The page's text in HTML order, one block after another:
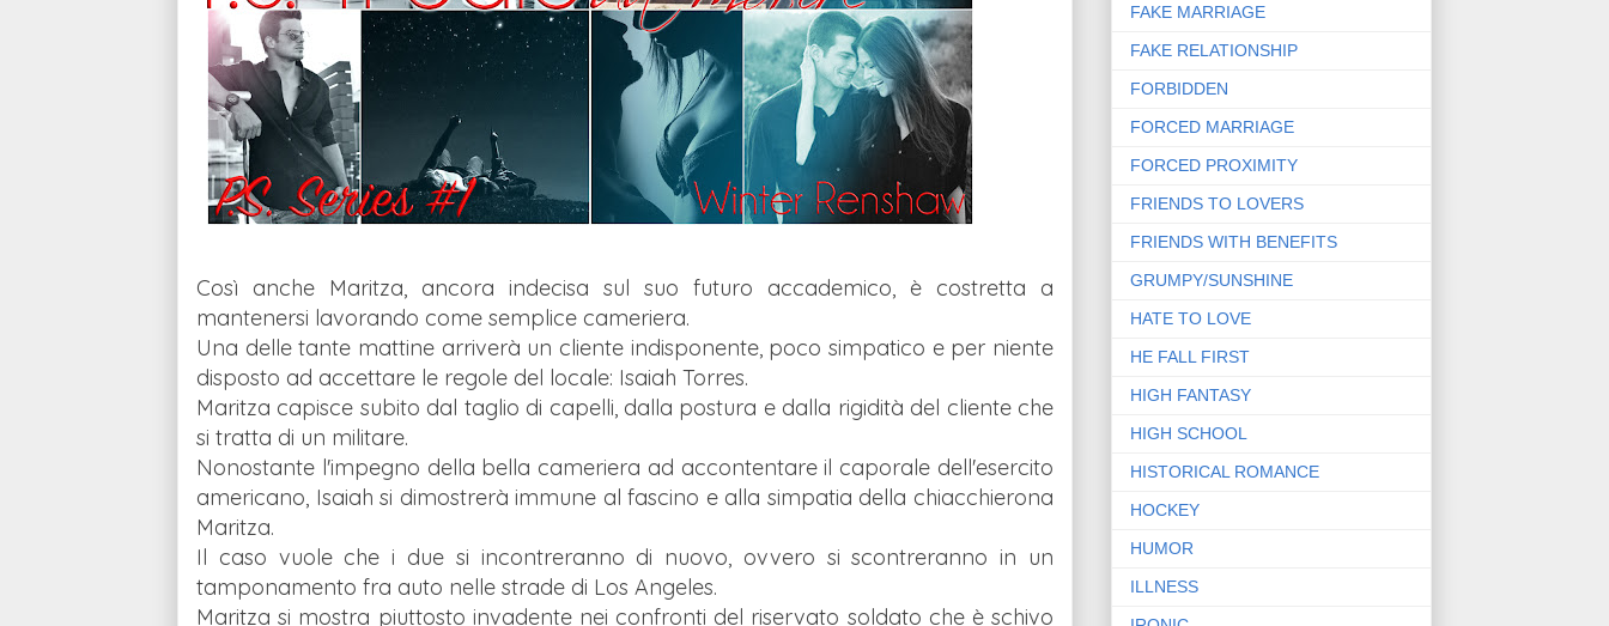
Così anche Maritza, ancora indecisa sul suo futuro accademico, è costretta a
mantenersi lavorando come semplice cameriera.
Una delle tante mattine arriverà un cliente indisponente, poco simpatico e per niente
disposto ad accettare le regole del locale: Isaiah Torres.
Maritza capisce subito dal taglio di capelli, dalla postura e dalla rigidità del cliente che
si tratta di un militare.
Nonostante l'impegno della bella cameriera ad accontentare il caporale dell'esercito
americano, Isaiah si dimostrerà immune al fascino e alla simpatia della chiacchierona
Maritza.
Il caso vuole che i due si incontreranno di nuovo, ovvero si scontreranno in un
tamponamento fra auto nelle strade di Los Angeles.
Maritza si mostra piuttosto invadente nei confronti del riservato soldato che è schivo
FAKE MARRIAGE
FAKE RELATIONSHIP
FORBIDDEN
FORCED MARRIAGE
FORCED PROXIMITY
FRIENDS TO LOVERS
FRIENDS WITH BENEFITS
GRUMPY/SUNSHINE
HATE TO LOVE
HE FALL FIRST
HIGH FANTASY
HIGH SCHOOL
HISTORICAL ROMANCE
HOCKEY
HUMOR
ILLNESS